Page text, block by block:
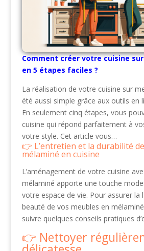
Comment créer votre cuisine
en 5 étapes faciles ?
La réalisation de votre cuisine sur
été aussi simple grâce aux outils en
En seulement cinq étapes, vous
cuisine qui répond parfaitement à
votre style. Cet article vous…
L’entretien et la durabilité
mélaminé en cuisine
L’aménagement de votre cuisine
mélaminé apporte une touche
votre espace de vie. Pour assurer la
beauté de vos meubles en
suivre quelques conseils pratiques
Nettoyer